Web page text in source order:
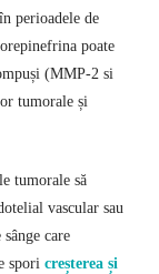
perioadele de
poate
(MMP-2 si
tumorale și
tumorale să
vascular sau
care
sporicreșterea și